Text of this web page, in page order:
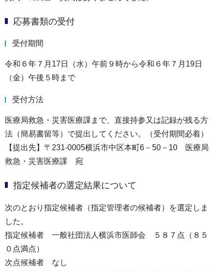
応募書類の受付
受付期間
令和６年７月17日（水）午前９時から令和６年７月19日
（金）午後５時まで
受付方法
医療局救急・災害医療課まで、直接持参又は記録が残る方
法（簡易書留等）で提出してください。（受付期間必着）
【提出先】〒231-0005横浜市中区本町6－50－10 医療局
救急・災害医療課 宛
指定候補者の選定結果について
次のとおり指定候補者（指定管理者の候補者）を選定しま
した。
指定候補者 一般社団法人横浜市医師会 ５８７点（８５
０点満点）
次点候補者 なし